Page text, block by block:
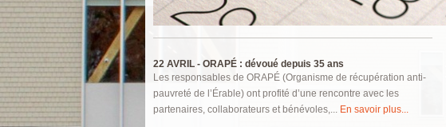
22 AVRIL - ORAPÉ : dévoué depuis 35 ans
Les responsables de ORAPÉ (Organisme de récupération anti-
pauvreté de l’Érable) ont profité d’une rencontre avec les
partenaires, collaborateurs et bénévoles,... En savoir plus...
Pages